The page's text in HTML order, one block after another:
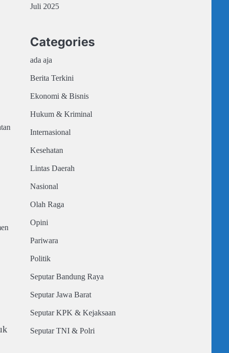
Juli 2025
Categories
ada aja
Berita Terkini
Ekonomi & Bisnis
Hukum & Kriminal
Internasional
Kesehatan
Lintas Daerah
Nasional
Olah Raga
Opini
Pariwara
Politik
Seputar Bandung Raya
Seputar Jawa Barat
Seputar KPK & Kejaksaan
Seputar TNI & Polri